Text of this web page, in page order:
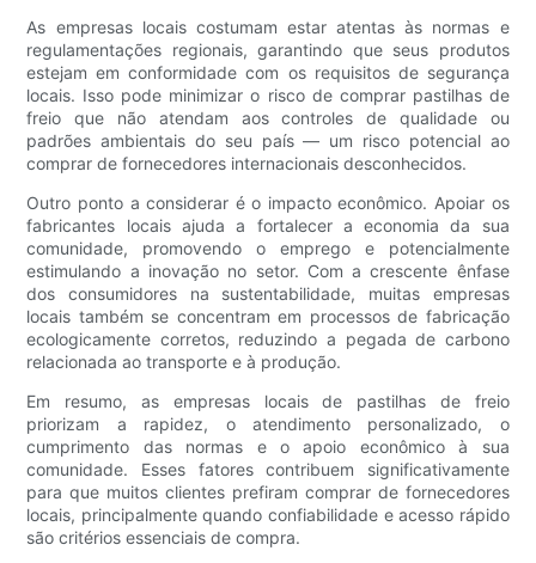
As empresas locais costumam estar atentas às normas e
regulamentações regionais, garantindo que seus produtos
estejam em conformidade com os requisitos de segurança
locais. Isso pode minimizar o risco de comprar pastilhas de
freio que não atendam aos controles de qualidade ou
padrões ambientais do seu país — um risco potencial ao
comprar de fornecedores internacionais desconhecidos.
Outro ponto a considerar é o impacto econômico. Apoiar os
fabricantes locais ajuda a fortalecer a economia da sua
comunidade, promovendo o emprego e potencialmente
estimulando a inovação no setor. Com a crescente ênfase
dos consumidores na sustentabilidade, muitas empresas
locais também se concentram em processos de fabricação
ecologicamente corretos, reduzindo a pegada de carbono
relacionada ao transporte e à produção.
Em resumo, as empresas locais de pastilhas de freio
priorizam a rapidez, o atendimento personalizado, o
cumprimento das normas e o apoio econômico à sua
comunidade. Esses fatores contribuem significativamente
para que muitos clientes prefiram comprar de fornecedores
locais, principalmente quando confiabilidade e acesso rápido
são critérios essenciais de compra.